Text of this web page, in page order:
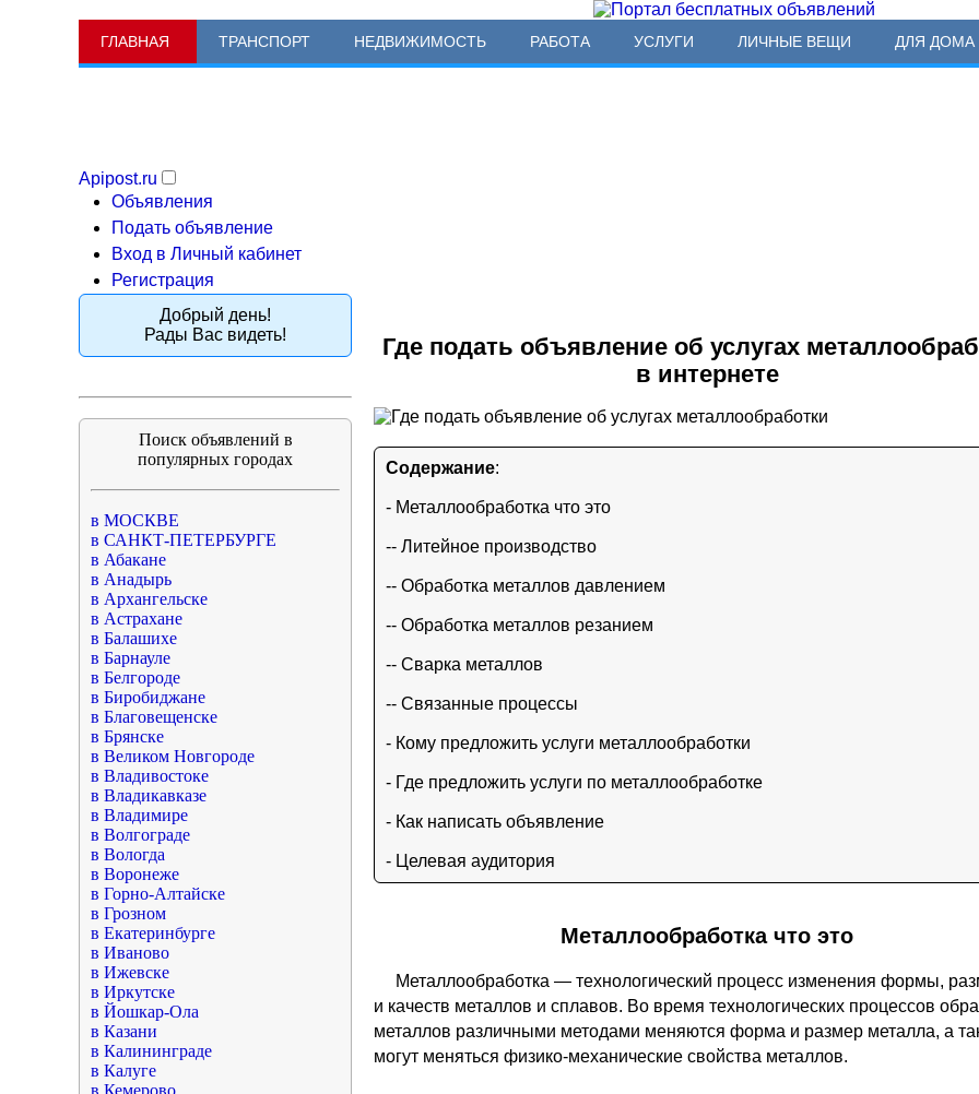
ГЛАВНАЯ ТРАНСПОРТ НЕДВИЖИМОСТЬ РАБОТА УСЛУГИ ЛИЧНЫЕ ВЕЩИ ДЛЯ ДОМА
Apipost.ru
Объявления
Подать объявление
Вход в Личный кабинет
Регистрация
Где подать объявление об услугах
в интернете
Содержание:
- Металлообработка что это
-- Литейное производство
-- Обработка металлов давлением
-- Обработка металлов резанием
-- Сварка металлов
-- Связанные процессы
- Кому предложить услуги металлообработки
- Где предложить услуги по металлообработке
- Как написать объявление
- Целевая аудитория
Металлообработка что это
Металлообработка — технологический процесс изменения формы,
и качеств металлов и сплавов. Во время технологических процессов
металлов различными методами меняются форма и размер металла, а
могут меняться физико-механические свойства металлов.
Добрый день!
Рады Вас видеть!
Поиск объявлений в
популярных городах
в МОСКВЕ
в САНКТ-ПЕТЕРБУРГЕ
в Абакане
в Анадырь
в Архангельске
в Астрахане
в Балашихе
в Барнауле
в Белгороде
в Биробиджане
в Благовещенске
в Брянске
в Великом Новгороде
в Владивостоке
в Владикавказе
в Владимире
в Волгограде
в Вологда
в Воронеже
в Горно-Алтайске
в Грозном
в Екатеринбурге
в Иваново
в Ижевске
в Иркутске
в Йошкар-Ола
в Казани
в Калининграде
в Калуге
в Кемерово